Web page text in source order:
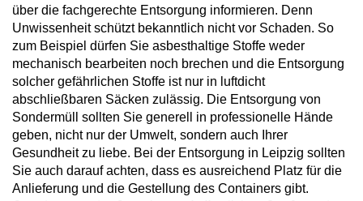
über die fachgerechte Entsorgung informieren. Denn
Unwissenheit schützt bekanntlich nicht vor Schaden. So
zum Beispiel dürfen Sie asbesthaltige Stoffe weder
mechanisch bearbeiten noch brechen und die Entsorgung
solcher gefährlichen Stoffe ist nur in luftdicht
abschließbaren Säcken zulässig. Die Entsorgung von
Sondermüll sollten Sie generell in professionelle Hände
geben, nicht nur der Umwelt, sondern auch Ihrer
Gesundheit zu liebe. Bei der Entsorgung in Leipzig sollten
Sie auch darauf achten, dass es ausreichend Platz für die
Anlieferung und die Gestellung des Containers gibt.